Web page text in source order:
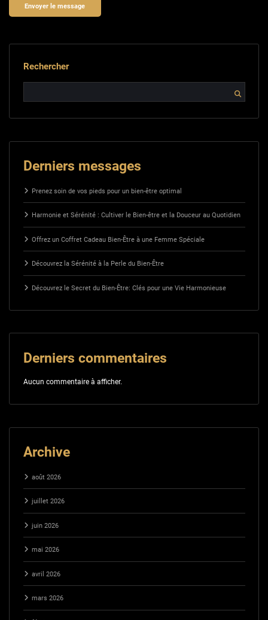
Rechercher
Derniers messages
Prenez soin de vos pieds pour un bien-être optimal
Harmonie et Sérénité : Cultiver le Bien-être et la Douceur au Quotidien
Offrez un Coffret Cadeau Bien-Être à une Femme Spéciale
Découvrez la Sérénité à la Perle du Bien-Être
Découvrez le Secret du Bien-Être: Clés pour une Vie Harmonieuse
Derniers commentaires
Aucun commentaire à afficher.
Archive
août 2026
juillet 2026
juin 2026
mai 2026
avril 2026
mars 2026